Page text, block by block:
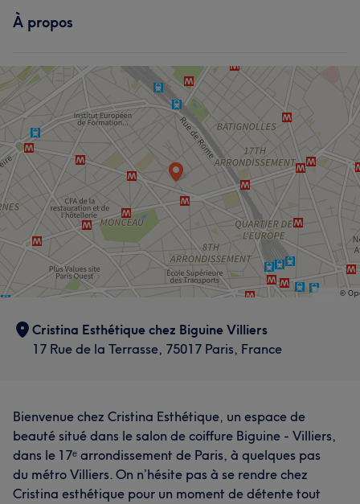
À propos
Cristina Esthétique chez Biguine Villiers
17 Rue de la Terrasse, 75017 Paris, France
Bienvenue chez Cristina Esthétique, un espace de
beauté situé dans le salon de coiffure Biguine - Villiers,
dans le 17ᵉ arrondissement de Paris, à quelques pas
du métro Villiers. On n’hésite pas à se rendre chez
Cristina esthétique pour un moment de détente tout